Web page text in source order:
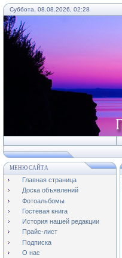
Суббота, 08.08.2026, 02:28
МЕНЮ САЙТА
Главная страница
Доска объявлений
Фотоальбомы
Гостевая книга
История нашей редакции
Прайс-лист
Подписка
О нас